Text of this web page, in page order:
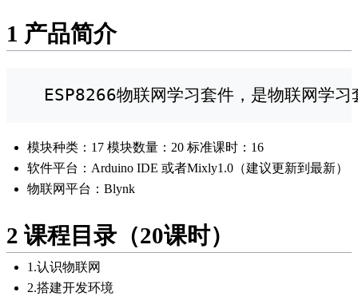
1 产品简介
ESP8266物联网学习套件，是物联网学习
模块种类：17 模块数量：20 标准课时：16
软件平台：Arduino IDE 或者Mixly1.0（建议更新到最新）
物联网平台：Blynk
2 课程目录（20课时）
1.认识物联网
2.搭建开发环境